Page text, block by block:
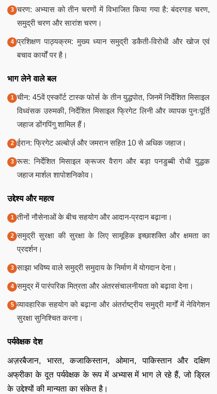
चरण: अभ्यास को तीन चरणों में विभाजित किया गया है: बंदरगाह चरण,
समुद्री चरण और सारांश चरण।
प्रशिक्षण पाठ्यक्रम: मुख्य ध्यान समुद्री डकैती-विरोधी और खोज एवं
बचाव कार्यों पर है।
भाग लेने वाले बल
चीन: 45वें एस्कॉर्ट टास्क फोर्स के तीन युद्धपोत, जिनमें निर्देशित मिसाइल
विध्वंसक उरुमकी, निर्देशित मिसाइल फ्रिगेट लिनी और व्यापक पुनःपूर्ति
जहाज डोंगपिंगु शामिल हैं।
ईरान: फ्रिगेट अल्बोर्ज़ और जमरान सहित 10 से अधिक जहाज।
रूस: निर्देशित मिसाइल क्रूजर वैराग और बड़ा पनडुब्बी रोधी युद्धक
जहाज मार्शल शापोशनिकोव।
उद्देश्य और महत्व
तीनों नौसेनाओं के बीच सहयोग और आदान-प्रदान बढ़ाना।
समुद्री सुरक्षा की सुरक्षा के लिए सामूहिक इच्छाशक्ति और क्षमता का
प्रदर्शन।
साझा भविष्य वाले समुद्री समुदाय के निर्माण में योगदान देना।
समुद्र में पारंपरिक मित्रता और अंतरसंचालनीयता को बढ़ावा देना।
व्यावहारिक सहयोग को बढ़ाना और अंतर्राष्ट्रीय समुद्री मार्गों में नेविगेशन
सुरक्षा सुनिश्चित करना।
पर्यवेक्षक देश
अज़रबैजान, भारत, कजाकिस्तान, ओमान, पाकिस्तान और दक्षिण
अफ्रीका के दूत पर्यवेक्षक के रूप में अभ्यास में भाग ले रहे हैं, जो ड्रिल
के उद्देश्यों की मान्यता का संकेत है।